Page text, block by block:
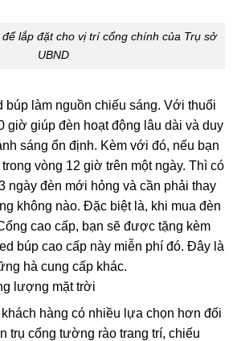
lắp đặt cho vị trí cổng chính của Trụ sở
UBND
búp làm nguồn chiếu sáng. Với thuổi
giờ giúp đèn hoạt động lâu dài và duy
sáng ổn định. Kèm với đó, nếu bạn
vòng 12 giờ trên một ngày. Thì có
ngày đèn mới hỏng và cần phải thay
không nào. Đặc biệt là, khi mua đèn
cao cấp, bạn sẽ được tặng kèm
búp cao cấp này miễn phí đó. Đây là
hà cung cấp khác.
lượng mặt trời
hàng có nhiều lựa chọn hơn đối
trụ cổng tường rào trang trí, chiếu